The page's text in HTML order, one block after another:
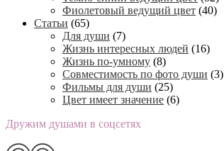
Фиолетовый ведущий цвет (40)
Статьи (65)
Для души (7)
Жизнь интересных людей (16)
Жизнь по-умному (8)
Совместимость по фото души (3)
Фильмы для души (25)
Цвет имеет значение (6)
Дружим душами в соцсетях